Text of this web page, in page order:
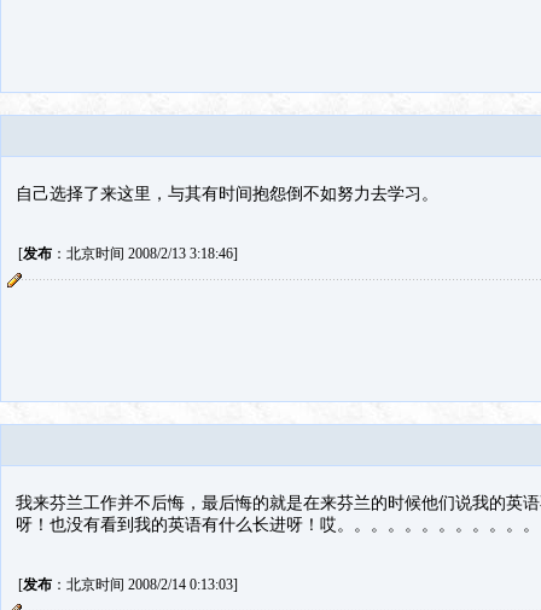
自己选择了来这里，与其有时间抱怨倒不如努力去学习。
[发布：北京时间 2008/2/13 3:18:46]
我来芬兰工作并不后悔，最后悔的就是在来芬兰的时候他们说我的英
呀！也没有看到我的英语有什么长进呀！哎。。。。。。。。。。。
[发布：北京时间 2008/2/14 0:13:03]